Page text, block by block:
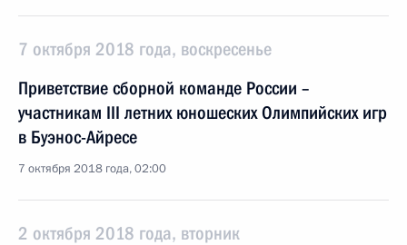
7 октября 2018 года, воскресенье
Приветствие сборной команде России –
участникам III летних юношеских Олимпийских игр
в Буэнос-Айресе
7 октября 2018 года, 02:00
2 октября 2018 года, вторник